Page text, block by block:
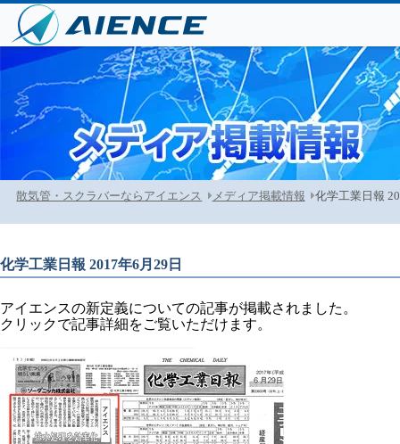
散気管・スクラバーならアイエンス メディア掲載情報 化学工業日報
化学工業日報 2017年6月29日
アイエンスの新定義についての記事が掲載されました。
クリックで記事詳細をご覧いただけます。